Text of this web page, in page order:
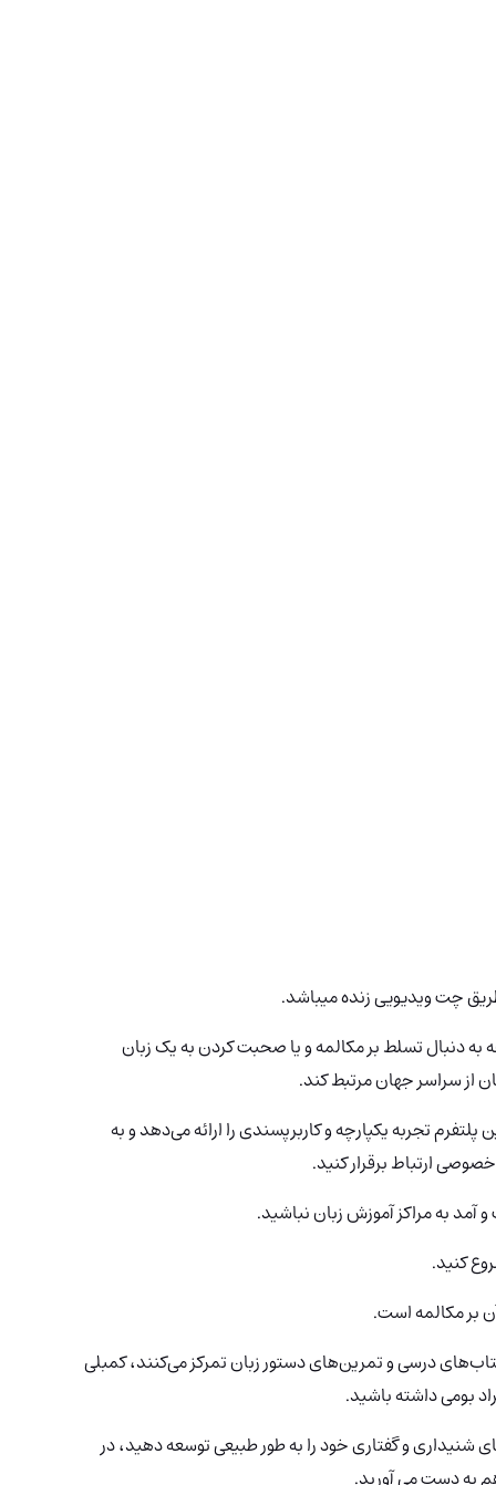
دنبال تسلط بر مکالمه و یا صحبت کردن به یک زبان
تجربه یکپارچه و کاربرپسندی را ارائه می‌دهد و به
ارتباط برقرار کنید.
و آمد به مراکز آموزش زبان نباشید.
کنید.
بر مکالمه است.
درسی و تمرین‌های دستور زبان تمرکز می‌کنند، کمبلی
بومی داشته باشید.
و گفتاری خود را به طور طبیعی توسعه دهید، در